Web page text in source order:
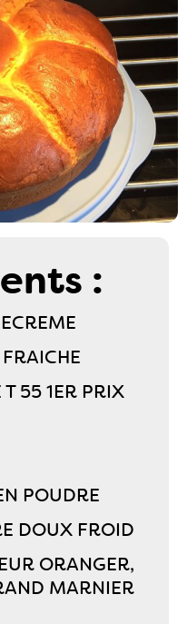
:
55 1ER PRIX
POUDRE
DOUX FROID
ORANGER,
MARNIER